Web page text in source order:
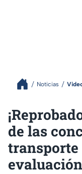
Noticias
de las
transporte